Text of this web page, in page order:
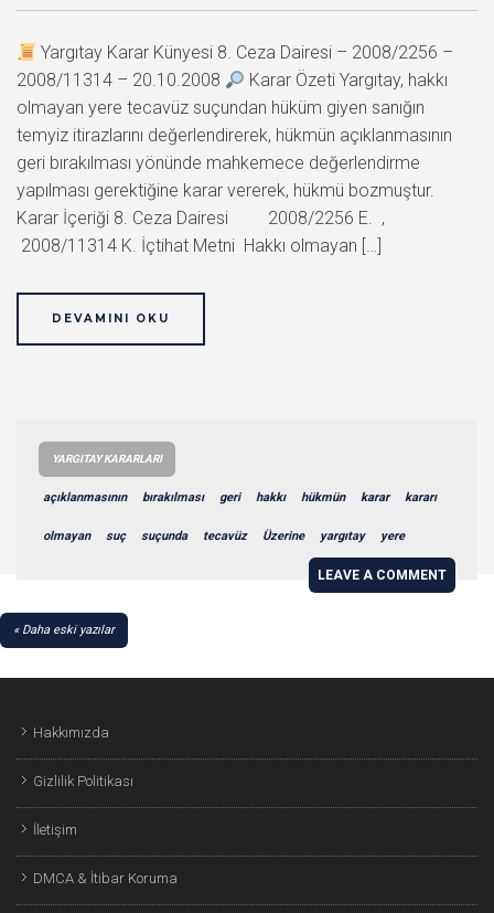
Yargıtay Karar Künyesi 8. Ceza Dairesi – 2008/2256 –
2008/11314 – 20.10.2008
Karar Özeti Yargıtay, hakkı
olmayan yere tecavüz suçundan hüküm giyen sanığın
temyiz itirazlarını değerlendirerek, hükmün açıklanmasının
geri bırakılması yönünde mahkemece değerlendirme
yapılması gerektiğine karar vererek, hükmü bozmuştur.
Karar İçeriği 8. Ceza Dairesi 2008/2256 E. ,
2008/11314 K. İçtihat Metni Hakkı olmayan […]
DEVAMINI OKU
YARGITAY KARARLARI
açıklanmasının bırakılması geri hakkı hükmün karar kararı
olmayan suç suçunda tecavüz Üzerine yargıtay yere
LEAVE A COMMENT
YAZI
Daha eski yazılar
Hakkımızda
Gizlilik Politikası
İletişim
DMCA & İtibar Koruma